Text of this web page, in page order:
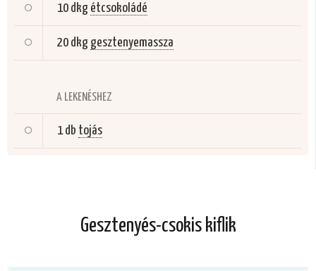
10 dkg étcsokoládé
20 dkg gesztenyemassza
A LEKENÉSHEZ
1 db tojás
Gesztenyés-csokis kiflik